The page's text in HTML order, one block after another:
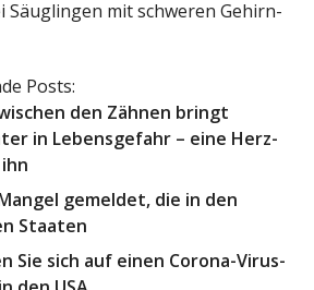
Säuglingen mit schweren Gehirn-
Posts:
den Zähnen bringt
in Lebensgefahr – eine Herz-
gemeldet, die in den
Staaten
Sie sich auf einen Corona-Virus-